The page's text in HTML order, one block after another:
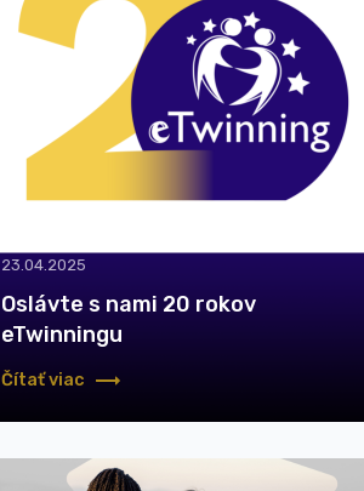
23.04.2025
Oslávte s nami 20 rokov
eTwinningu
Čítať viac